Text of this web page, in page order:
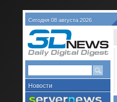
Сегодня 08 августа 2026
Новости